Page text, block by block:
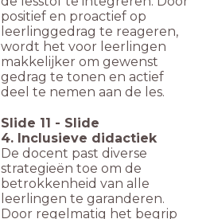
positief en proactief op
leerlinggedrag te reageren,
wordt het voor leerlingen
makkelijker om gewenst
gedrag te tonen en actief
deel te nemen aan de les.
Slide 11 - Slide
4. Inclusieve didactiek
De docent past diverse
strategieën toe om de
betrokkenheid van alle
leerlingen te garanderen.
Door regelmatig het begrip